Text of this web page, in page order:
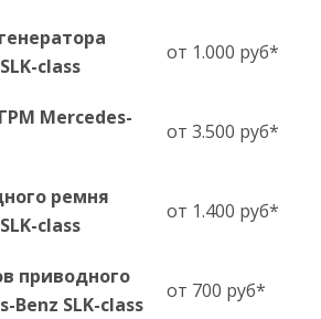
сlass
от 1.000 руб*
Mercedes-
от 3.500 руб*
ремня
сlass
от 1.400 руб*
приводного
Benz SLK-сlass
от 700 руб*